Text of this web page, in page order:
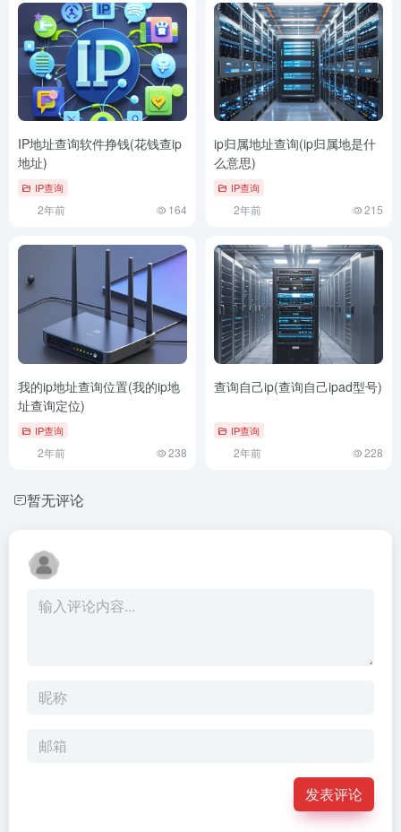
IP地址查询软件挣钱(花钱查ip
地址)
IP查询
2年前 164
ip归属地址查询(ip归属地是什
么意思)
IP查询
2年前 215
我的ip地址查询位置(我的ip地
址查询定位)
IP查询
2年前 238
查询自己ip(查询自己ipad型号)
IP查询
2年前 228
暂无评论
发表评论